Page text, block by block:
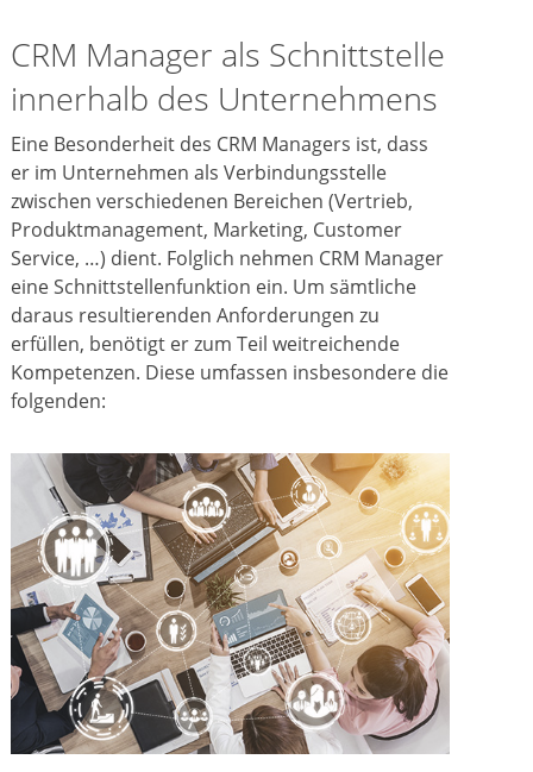
CRM Manager als Schnittstelle
innerhalb des Unternehmens
Eine Besonderheit des CRM Managers ist, dass
er im Unternehmen als Verbindungsstelle
zwischen verschiedenen Bereichen (Vertrieb,
Produktmanagement, Marketing, Customer
Service, …) dient. Folglich nehmen CRM Manager
eine Schnittstellenfunktion ein. Um sämtliche
daraus resultierenden Anforderungen zu
erfüllen, benötigt er zum Teil weitreichende
Kompetenzen. Diese umfassen insbesondere die
folgenden: